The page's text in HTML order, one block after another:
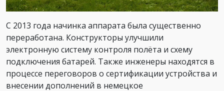
С 2013 года начинка аппарата была существенно
переработана. Конструкторы улучшили
электронную систему контроля полёта и схему
подключения батарей. Также инженеры находятся в
процессе переговоров о сертификации устройства и
внесении дополнений в немецкое